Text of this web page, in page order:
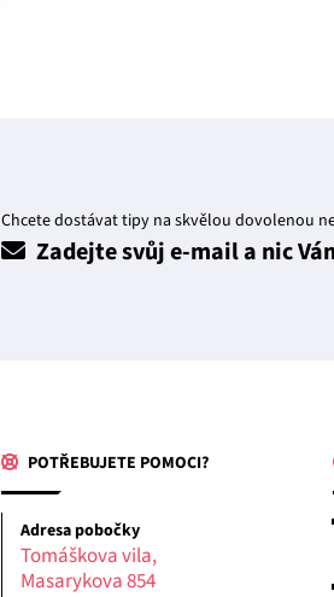
Chcete dostávat tipy na skvělou dovolenou
Zadejte svůj e-mail a nic
POTŘEBUJETE POMOCI?
Adresa pobočky
Tomáškova vila,
Masarykova 854